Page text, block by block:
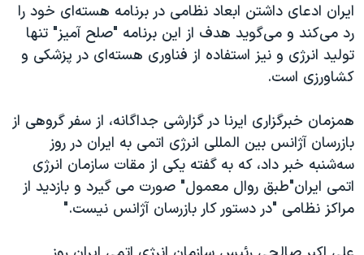
ایران ادعای داشتن ابعاد نظامی در برنامه هسته‌ای خود را
رد می‌کند و می‌گوید هدف از این برنامه "صلح آمیز" تنها
تولید انرژی و نیز استفاده از فناوری هسته‌ای در پزشکی و
کشاورزی است.
همزمان خبرگزاری ایرنا در گزارشی جداگانه، از سفر گروهی از
بازرسان آژانس بین المللی انرژی اتمی به ایران در روز
سه‌شنبه خبر داد، که به گفته یکی از مقات سازمان انرژی
اتمی ایران"طبق روال معمول" صورت می گیرد و بازدید از
مراکز نظامی "در دستور کار بازرسان آژانس نیست."